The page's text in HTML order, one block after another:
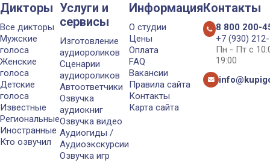
Дикторы
Все дикторы
Мужские
голоса
Женские
голоса
Детские
голоса
Известные
Региональные
Иностранные
Кто озвучил
Услуги и
сервисы
Изготовление
аудиороликов
Сценарии
аудиороликов
Автоответчики
Озвучка
аудиокниг
Озвучка видео
Аудиогиды /
Аудиоэкскурсии
Озвучка игр
Информация
О студии
Цены
Оплата
FAQ
Вакансии
Правила сайта
Контакты
Карта сайта
Контакты
8 800 200-
+7 (930)
Пн - Пт с
19:00